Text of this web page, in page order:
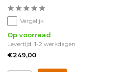
Vergelijk
Op voorraad
Levertijd: 1-2 werkdagen
€249,00